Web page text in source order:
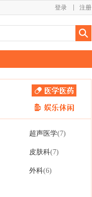
注册
登录
超声医学(7)
皮肤科(7)
外科(6)